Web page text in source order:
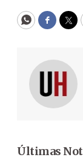
WhatsApp
Últimas